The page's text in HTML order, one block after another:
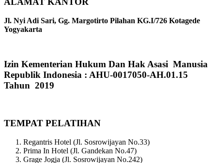
Jl. Nyi Adi Sari, Gg. Margotirto Pilahan KG.I/726 Kotagede
Yogyakarta
Izin Kementerian Hukum Dan Hak Asasi Manusia
Republik Indonesia : AHU-0017050-AH.01.15
Tahun 2019
TEMPAT PELATIHAN
Regantris Hotel (Jl. Sosrowijayan No.33)
Prima In Hotel (Jl. Gandekan No.47)
Grage Jogja (Jl. Sosrowijayan No.242)